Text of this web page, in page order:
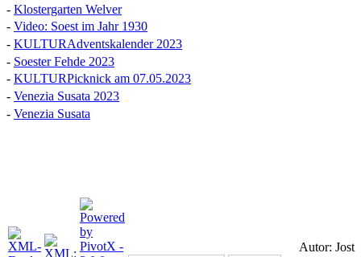
- Klostergarten Welver
- Video: Soest im Jahr 1930
- KULTURAdventskalender 2023
- Soester Fehde 2023
- KULTURPicknick am 07.05.2023
- Venezia Susata 2023
- Venezia Susata
Autor: Jost